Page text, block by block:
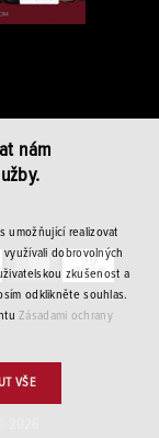
2026
nám
umožňující realizovat
dobrovolných
zkušenost a
odklikněte souhlas.
Zásadami ochrany
VŠE